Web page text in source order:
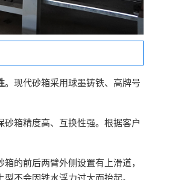
。现代砂箱采用球墨铸铁、高牌号
箱精度高、互换性强。根据客户
的前后两臂外侧设置有上滑道，
不会因铁水浮力过大而抬起。